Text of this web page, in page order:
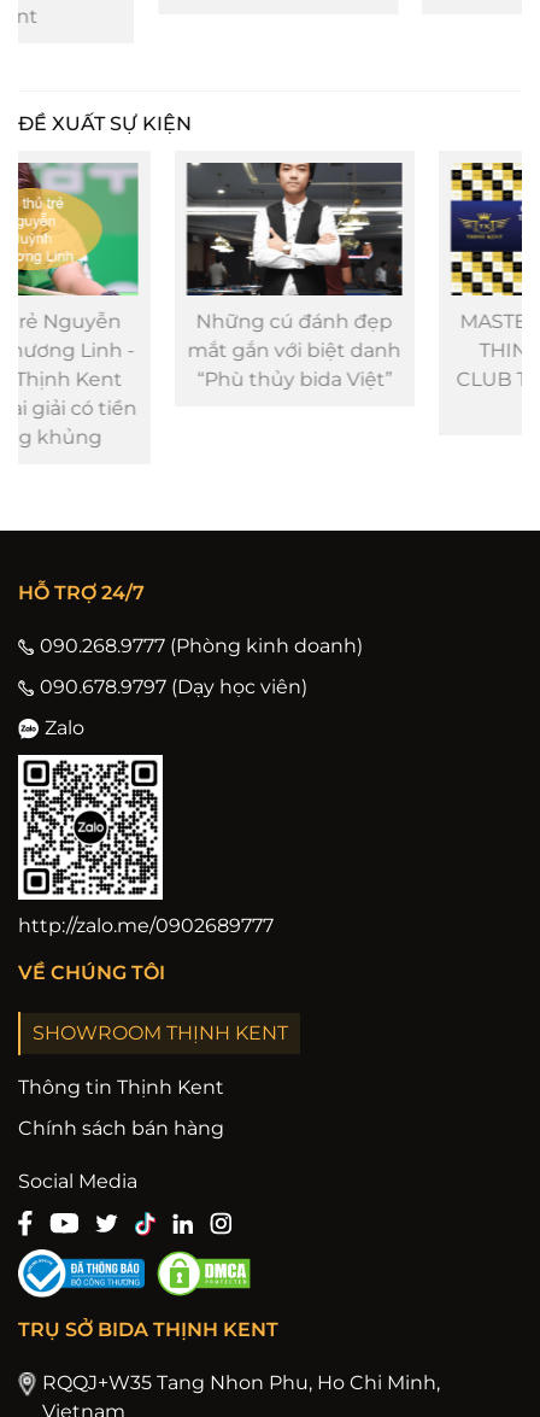
ĐỀ XUẤT SỰ KIỆN
Những cú đánh đẹp
mắt gắn với biệt danh
“Phù thủy bida Việt”
MASTER CADRE 71/2
THINH KENT VIP
CLUB TOURNAMENT
HỖ TRỢ 24/7
090.268.9777 (Phòng kinh doanh)
090.678.9797 (Dạy học viên)
Zalo
http://zalo.me/0902689777
VỀ CHÚNG TÔI
SHOWROOM THỊNH KENT
Thông tin Thịnh Kent
Chính sách bán hàng
Social Media
TRỤ SỞ BIDA THỊNH KENT
RQQJ+W35 Tang Nhon Phu, Ho Chi Minh,
Vietnam